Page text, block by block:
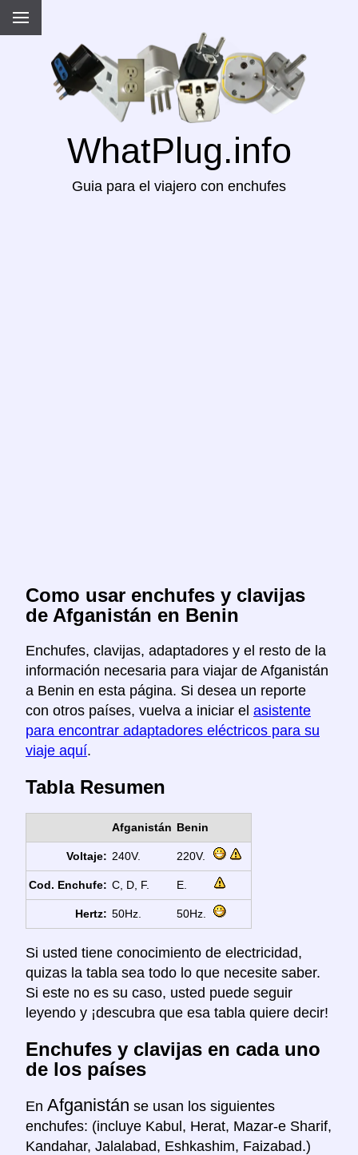
WhatPlug.info
Guia para el viajero con enchufes
Como usar enchufes y clavijas
de Afganistán en Benin
Enchufes, clavijas, adaptadores y el resto de la
información necesaria para viajar de Afganistán
a Benin en esta página. Si desea un reporte
con otros países, vuelva a iniciar el asistente
para encontrar adaptadores eléctricos para su
viaje aquí.
Tabla Resumen
Afganistán Benin
Voltaje: 240V. 220V.
Cod. Enchufe: C, D, F. E.
Hertz: 50Hz. 50Hz.
Si usted tiene conocimiento de electricidad,
quizas la tabla sea todo lo que necesite saber.
Si este no es su caso, usted puede seguir
leyendo y ¡descubra que esa tabla quiere decir!
Enchufes y clavijas en cada uno
de los países
En Afganistán se usan los siguientes
enchufes: (incluye Kabul, Herat, Mazar-e Sharif,
Kandahar, Jalalabad, Eshkashim, Faizabad.)